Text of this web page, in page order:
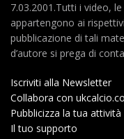
7.03.2001.Tutti i video,
appartengono ai
pubblicazione di tali
d’autore si prega di
Iscriviti alla Newsletter
Collabora con
Pubblicizza la tua attività
Il tuo supporto